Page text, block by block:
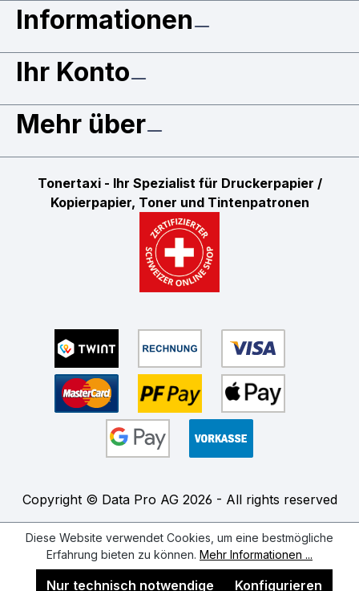
Informationen
Ihr Konto
Mehr über
Tonertaxi - Ihr Spezialist für Druckerpapier /
Kopierpapier, Toner und Tintenpatronen
Copyright © Data Pro AG 2026 - All rights reserved
Diese Website verwendet Cookies, um eine bestmögliche
Erfahrung bieten zu können. Mehr Informationen ...
Nur technisch notwendige Konfigurieren